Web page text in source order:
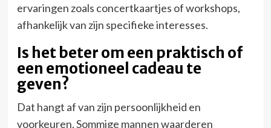
ervaringen zoals concertkaartjes of workshops,
afhankelijk van zijn specifieke interesses.
Is het beter om een praktisch of
een emotioneel cadeau te
geven?
Dat hangt af van zijn persoonlijkheid en
voorkeuren. Sommige mannen waarderen